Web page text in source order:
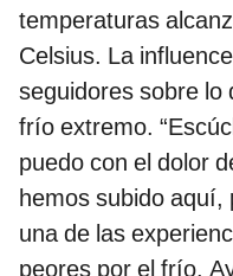
temperaturas
Celsius. La
seguidores sobre lo
frío extremo.
puedo con el dolor
hemos subido aquí,
una de las
peores por el frío.